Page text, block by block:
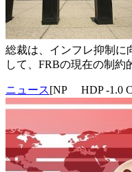
総裁は、インフレ抑制に
して、FRBの現在の制約
ニュース[NP HDP -1.0